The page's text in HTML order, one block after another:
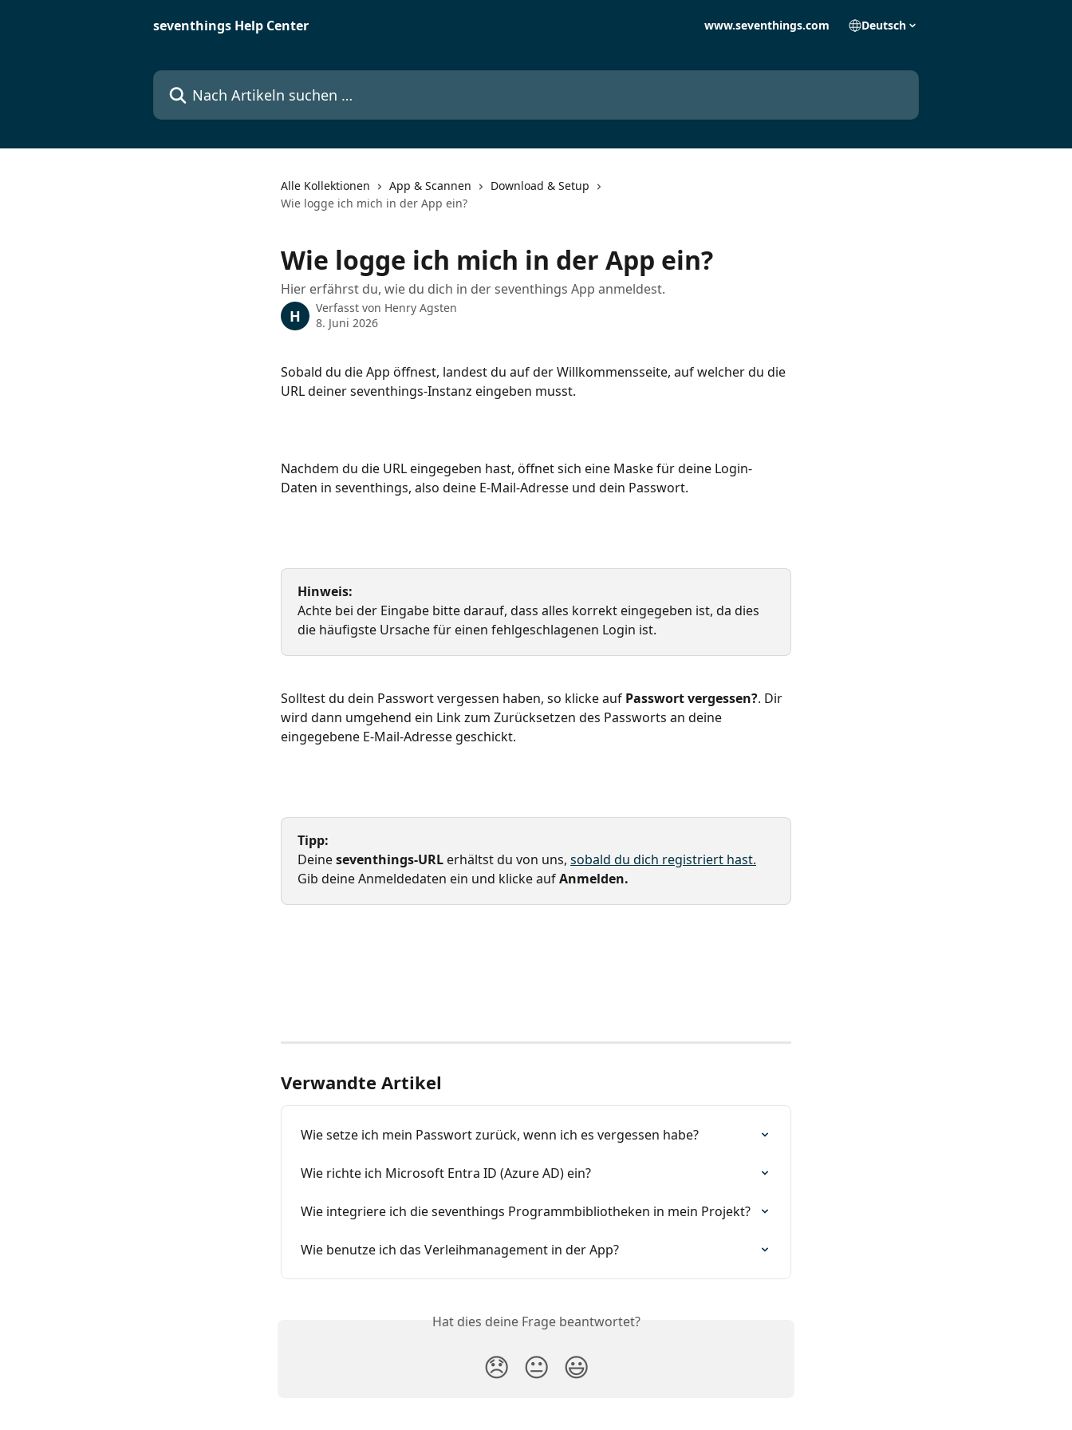
seventhings Help Center
www.seventhings.com Deutsch
Nach Artikeln suchen …
Alle Kollektionen App & Scannen
Download & Setup
Wie logge ich mich in der App ein?
Wie logge ich mich in der App ein?
Hier erfährst du, wie du dich in der seventhings App anmeldest.
H Verfasst von Henry Agsten
8. Juni 2026
Sobald du die App öffnest, landest du auf der Willkommensseite, auf welcher du die
URL deiner seventhings-Instanz eingeben musst.
Nachdem du die URL eingegeben hast, öffnet sich eine Maske für deine Login-
Daten in seventhings, also deine E-Mail-Adresse und dein Passwort.
Hinweis:
Achte bei der Eingabe bitte darauf, dass alles korrekt eingegeben ist, da dies
die häufigste Ursache für einen fehlgeschlagenen Login ist.
Solltest du dein Passwort vergessen haben, so klicke auf Passwort vergessen?. Dir
wird dann umgehend ein Link zum Zurücksetzen des Passworts an deine
eingegebene E-Mail-Adresse geschickt.
Tipp:
Deine seventhings-URL erhältst du von uns, sobald du dich registriert hast.
Gib deine Anmeldedaten ein und klicke auf Anmelden.
Verwandte Artikel
Wie setze ich mein Passwort zurück, wenn ich es vergessen habe?
Wie richte ich Microsoft Entra ID (Azure AD) ein?
Wie integriere ich die seventhings Programmbibliotheken in mein Projekt?
Wie benutze ich das Verleihmanagement in der App?
Hat dies deine Frage beantwortet?
😞 😐 😃